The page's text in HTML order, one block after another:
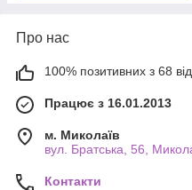
Про нас
100% позитивних з 68
Працює з 16.01.2013
м. Миколаїв
вул. Братська, 56,
Контакти